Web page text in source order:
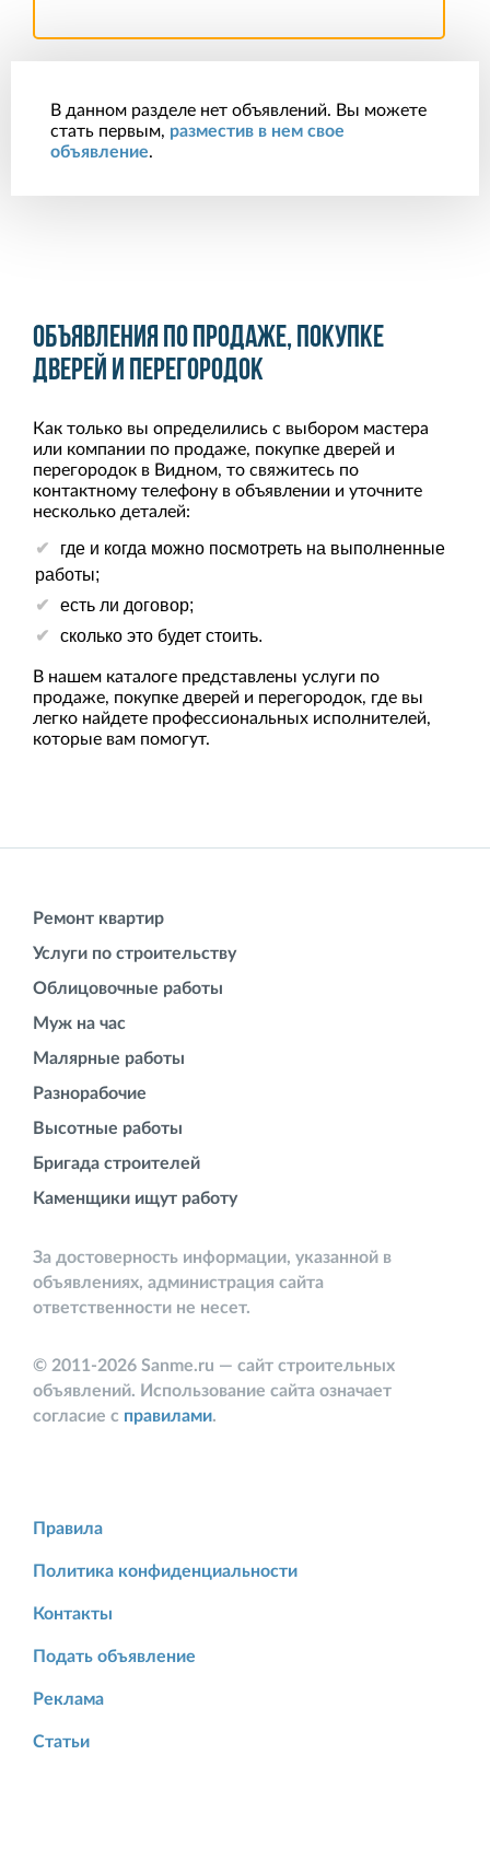
В данном разделе нет объявлений. Вы можете
стать первым, разместив в нем свое
объявление.
Объявления по продаже, покупке
дверей и перегородок
Как только вы определились с выбором мастера
или компании по продаже, покупке дверей и
перегородок в Видном, то свяжитесь по
контактному телефону в объявлении и уточните
несколько деталей:
где и когда можно посмотреть на выполненные
работы;
есть ли договор;
сколько это будет стоить.
В нашем каталоге представлены услуги по
продаже, покупке дверей и перегородок, где вы
легко найдете профессиональных исполнителей,
которые вам помогут.
Ремонт квартир
Услуги по строительству
Облицовочные работы
Муж на час
Малярные работы
Разнорабочие
Высотные работы
Бригада строителей
Каменщики ищут работу
За достоверность информации, указанной в
объявлениях, администрация сайта
ответственности не несет.
© 2011-2026 Sanme.ru — сайт строительных
объявлений. Использование сайта означает
согласие с правилами.
Правила
Политика конфиденциальности
Контакты
Подать объявление
Реклама
Статьи